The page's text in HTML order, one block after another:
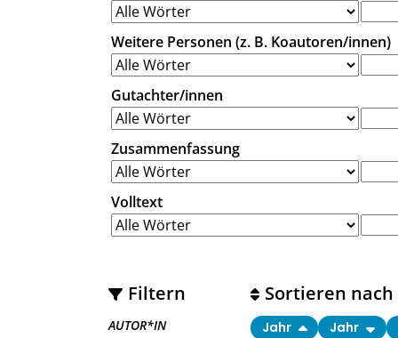
Weitere Personen (z. B. Koautoren/innen)
Gutachter/innen
Zusammenfassung
Volltext
Filtern
AUTOR*IN
Sortieren nach
Jahr Jahr